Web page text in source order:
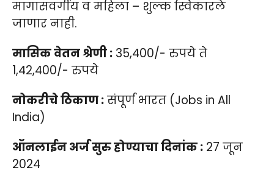
मागासवर्गीय व महिला – शुल्क स्विकारले
जाणार नाही.
मासिक वेतन श्रेणी : 35,400/- रुपये ते
1,42,400/- रुपये
नोकरीचे ठिकाण :संपूर्ण भारत (Jobs in All
India)
ऑनलाईन अर्ज सुरु होण्याचा दिनांक : 27 जून
2024